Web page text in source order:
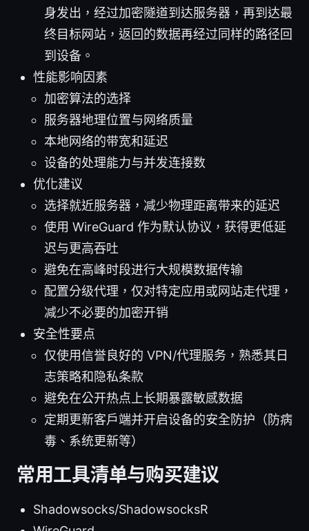
身发出，经过加密隧道到达服务器，再到达最
终目标网站，返回的数据再经过同样的路径回
到设备。
性能影响因素
加密算法的选择
服务器地理位置与网络质量
本地网络的带宽和延迟
设备的处理能力与并发连接数
优化建议
选择就近服务器，减少物理距离带来的延迟
使用 WireGuard 作为默认协议，获得更低延
迟与更高吞吐
避免在高峰时段进行大规模数据传输
配置分级代理，仅对特定应用或网站走代理，
减少不必要的加密开销
安全性要点
仅使用信誉良好的 VPN/代理服务，熟悉其日
志策略和隐私条款
避免在公开热点上长期暴露敏感数据
定期更新客户端并开启设备的安全防护（防病
毒、系统更新等）
常用工具清单与购买建议
Shadowsocks/ShadowsocksR